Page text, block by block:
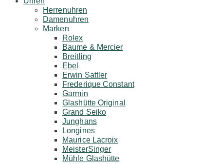
Herrenuhren
Damenuhren
Marken
Rolex
Baume & Mercier
Breitling
Ebel
Erwin Sattler
Frederique Constant
Garmin
Glashütte Original
Grand Seiko
Junghans
Longines
Maurice Lacroix
MeisterSinger
Mühle Glashütte